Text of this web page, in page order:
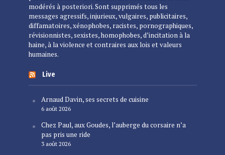
modérés à posteriori. Sont supprimés tous les
messages agressifs, injurieux, vulgaires, publicitaires,
diffamatoires, xénophobes, racistes, pornographiques,
révisionnistes, sexistes, homophobes, d’incitation à la
haine, à la violence et contraires aux lois et valeurs
humaines.
Live
Arnaud Davin, ses secrets de cuisine
6 août 2026
Chez Paul, aux Goudes, l’auberge du corsaire n’a
pas pris une ride
3 août 2026